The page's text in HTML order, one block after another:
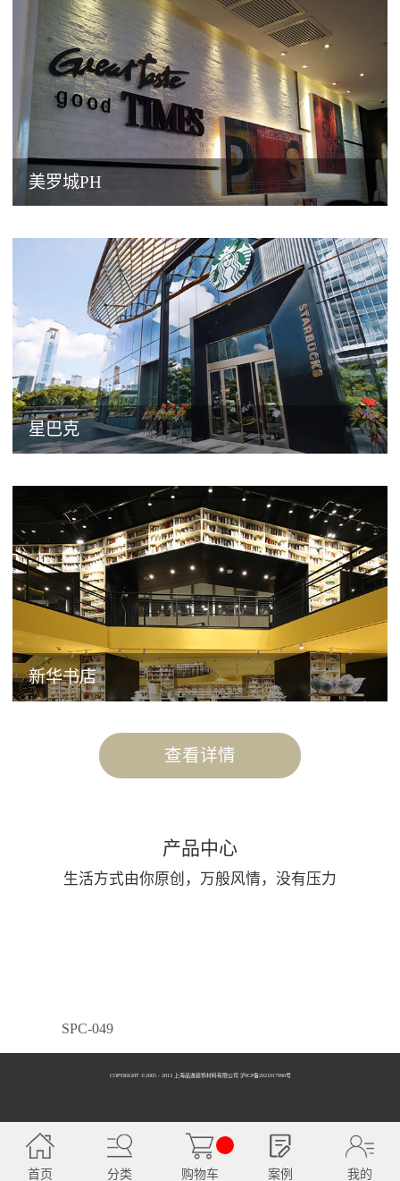
美罗城PH
星巴克
新华书店
查看详情
产品中心
生活方式由你原创，万般风情，没有压力
SPC-049
SPC-050
COPYRIGHT ©2005 - 2013 上海品逸装饰材料有限公司 泸ICP备2021017990号
首页 分类 购物车 案例 我的